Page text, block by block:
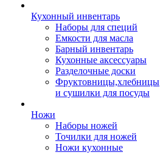
Кухонный инвентарь
Наборы для специй
Емкости для масла
Барный инвентарь
Кухонные аксессуары
Разделочные доски
Фруктовницы,хлебницы
и сушилки для посуды
Ножи
Наборы ножей
Точилки для ножей
Ножи кухонные